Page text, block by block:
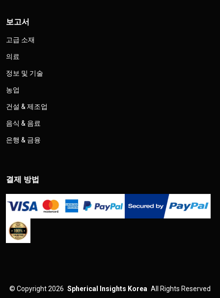
보고서
고급 소재
의료
정보 및 기술
농업
건설 & 제조업
음식 & 음료
은행 & 금융
결제 방법
© Copyright 2026 Spherical Insights Korea All Rights Reserved